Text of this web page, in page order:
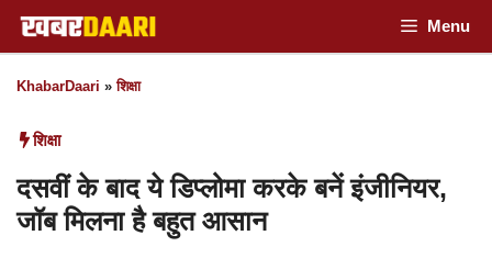
Skip
to
content
Menu
KhabarDaari »शिक्षा
शिक्षा
दसवीं के बाद ये डिप्लोमा करके बनें इंजीनियर,
जॉब मिलना है बहुत आसान